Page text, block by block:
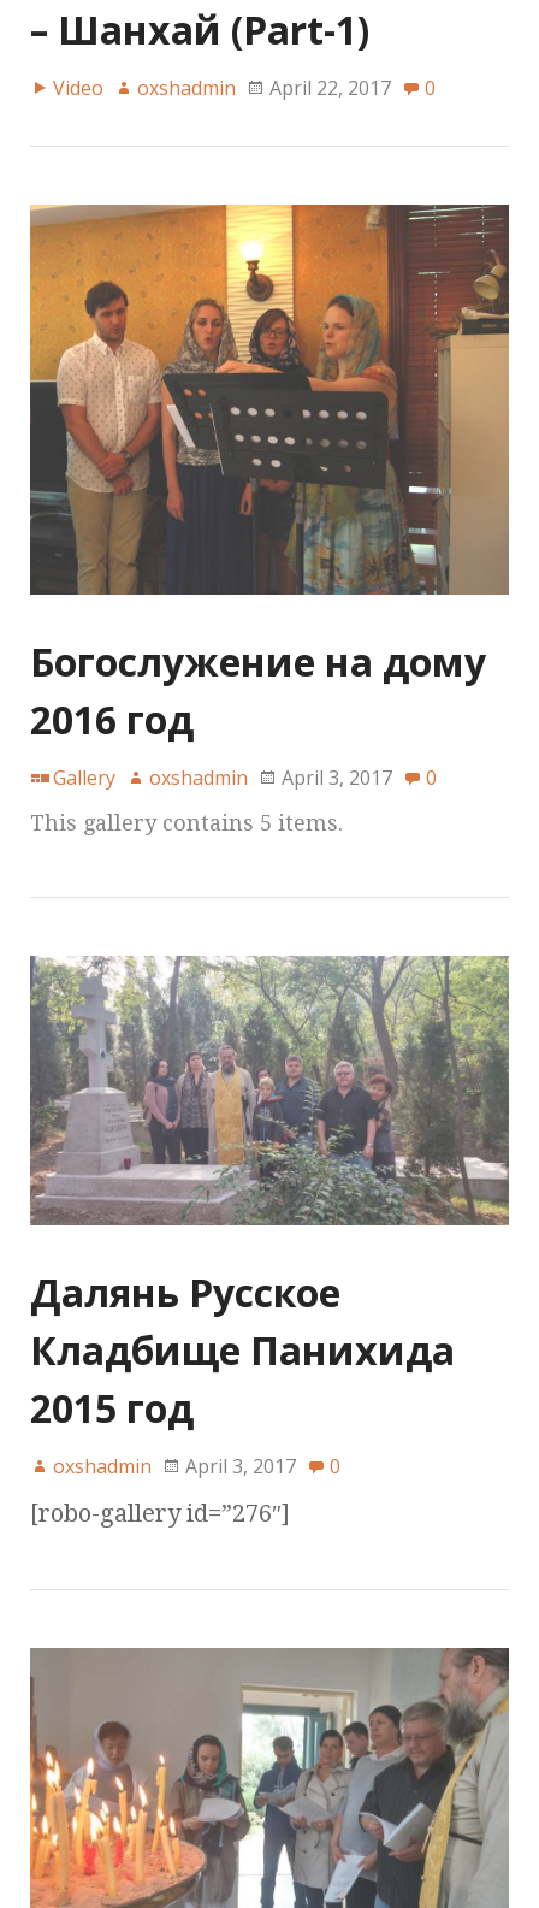
– Шанхай (Part-1)
Video oxshadmin April 22, 2017 0
Богослужение на дому
2016 год
Gallery oxshadmin April 3, 2017 0
This gallery contains 5 items.
Далянь Русское
Кладбище Панихида
2015 год
oxshadmin April 3, 2017 0
[robo-gallery id=”276″]